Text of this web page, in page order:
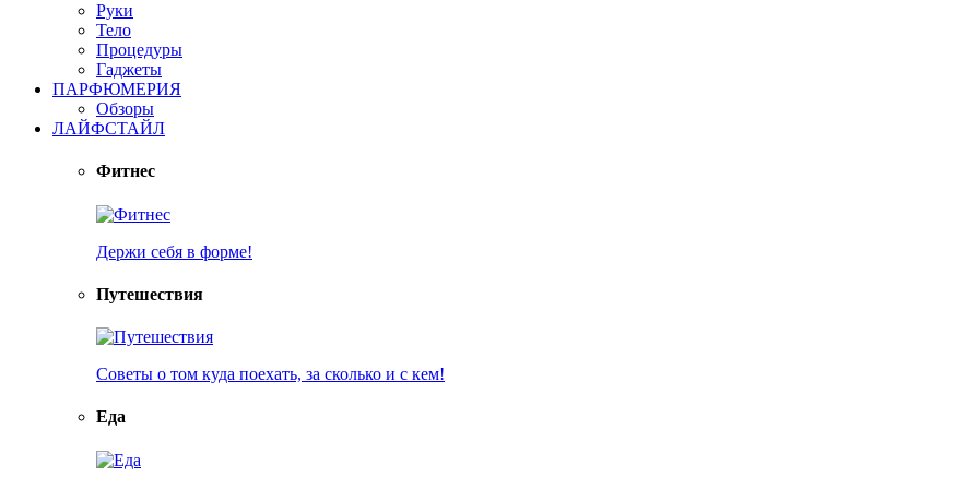
Руки
Тело
Процедуры
Гаджеты
ПАРФЮМЕРИЯ
Обзоры
ЛАЙФСТАЙЛ
Фитнес
Держи себя в форме!
Путешествия
Советы о том куда поехать, за сколько и с кем!
Еда